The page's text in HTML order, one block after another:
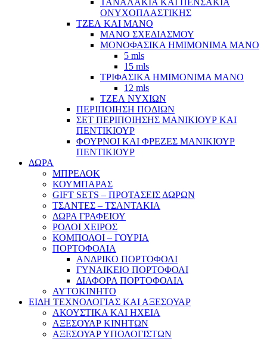
ΤΑΝΑΛΑΚΙΑ ΚΑΙ ΠΕΝΣΑΚΙΑ
ΟΝΥΧΟΠΛΑΣΤΙΚΗΣ
ΤΖΕΛ ΚΑΙ ΜΑΝΟ
ΜΑΝΟ ΣΧΕΔΙΑΣΜΟΥ
ΜΟΝΟΦΑΣΙΚΑ ΗΜΙΜΟΝΙΜΑ ΜΑΝΟ
5 mls
15 mls
ΤΡΙΦΑΣΙΚΑ ΗΜΙΜΟΝΙΜΑ ΜΑΝΟ
12 mls
ΤΖΕΛ ΝΥΧΙΩΝ
ΠΕΡΙΠΟΙΗΣΗ ΠΟΔΙΩΝ
ΣΕΤ ΠΕΡΙΠΟΙΗΣΗΣ ΜΑΝΙΚΙΟΥΡ ΚΑΙ
ΠΕΝΤΙΚΙΟΥΡ
ΦΟΥΡΝΟΙ ΚΑΙ ΦΡΕΖΕΣ ΜΑΝΙΚΙΟΥΡ
ΠΕΝΤΙΚΙΟΥΡ
ΔΩΡΑ
ΜΠΡΕΛΟΚ
ΚΟΥΜΠΑΡΑΣ
GIFT SETS – ΠΡΟΤΑΣΕΙΣ ΔΩΡΩΝ
ΤΣΑΝΤΕΣ – ΤΣΑΝΤΑΚΙΑ
ΔΩΡΑ ΓΡΑΦΕΙΟΥ
ΡΟΛΟΙ ΧΕΙΡΟΣ
ΚΟΜΠΟΛΟΙ – ΓΟΥΡΙΑ
ΠΟΡΤΟΦΟΛΙΑ
ΑΝΔΡΙΚΟ ΠΟΡΤΟΦΟΛΙ
ΓΥΝΑΙΚΕΙΟ ΠΟΡΤΟΦΟΛΙ
ΔΙΑΦΟΡΑ ΠΟΡΤΟΦΟΛΙΑ
ΑΥΤΟΚΙΝΗΤΟ
ΕΙΔΗ ΤΕΧΝΟΛΟΓΙΑΣ ΚΑΙ ΑΞΕΣΟΥΑΡ
ΑΚΟΥΣΤΙΚΑ ΚΑΙ ΗΧΕΙΑ
ΑΞΕΣΟΥΑΡ ΚΙΝΗΤΩΝ
ΑΞΕΣΟΥΑΡ ΥΠΟΛΟΓΙΣΤΩΝ